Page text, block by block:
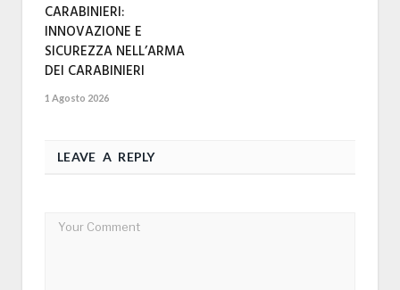
CARABINIERI:
INNOVAZIONE E
SICUREZZA NELL’ARMA
DEI CARABINIERI
1 Agosto 2026
LEAVE A REPLY